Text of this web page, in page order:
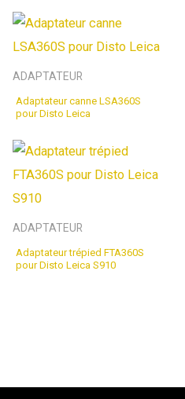
ADAPTATEUR
Adaptateur canne LSA360S
pour Disto Leica
ADAPTATEUR
Adaptateur trépied FTA360S
pour Disto Leica S910